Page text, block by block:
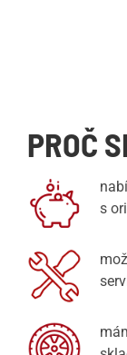
PROČ
s